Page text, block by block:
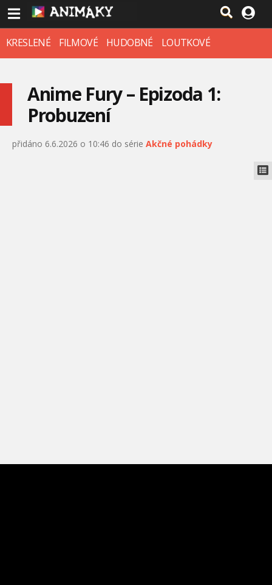
KRESLENÉ FILMOVÉ HUDOBNÉ LOUTKOVÉ
Anime Fury – Epizoda 1:
Probuzení
přidáno 6.6.2026 o 10:46 do série Akčné pohádky